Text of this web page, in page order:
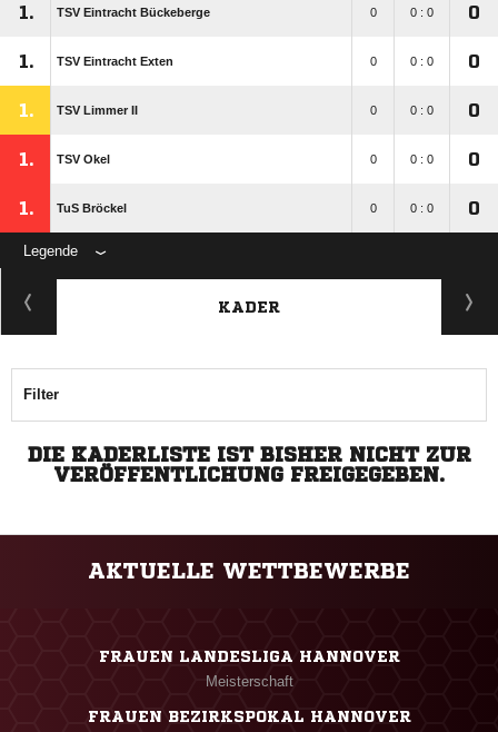
1. TSV Eintracht Bückeberge 0 0 : 0 0
1. TSV Eintracht Exten 0 0 : 0 0
1. TSV Limmer II 0 0 : 0 0
1. TSV Okel 0 0 : 0 0
1. TuS Bröckel 0 0 : 0 0
Legende
KADER
Filter
DIE KADERLISTE IST BISHER NICHT ZUR
VERÖFFENTLICHUNG FREIGEGEBEN.
AKTUELLE WETTBEWERBE
FRAUEN LANDESLIGA HANNOVER
Meisterschaft
FRAUEN BEZIRKSPOKAL HANNOVER